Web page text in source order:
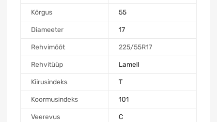
Kõrgus 55
Diameeter 17
Rehvimõõt 225/55R17
Rehvitüüp Lamell
Kiirusindeks T
Koormusindeks 101
Veerevus C